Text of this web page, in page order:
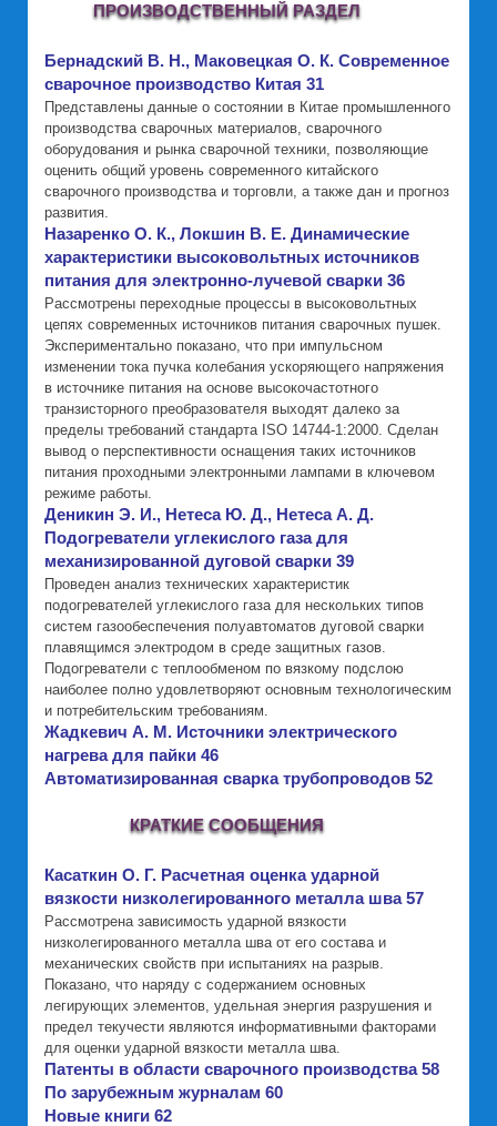
ПРОИЗВОДСТВЕННЫЙ РАЗДЕЛ
Бернадский В. Н., Маковецкая О. К. Современное
сварочное производство Китая 31
Представлены данные о состоянии в Китае промышленного
производства сварочных материалов, сварочного
оборудования и рынка сварочной техники, позволяющие
оценить общий уровень современного китайского
сварочного производства и торговли, а также дан и прогноз
развития.
Назаренко О. К., Локшин В. Е. Динамические
характеристики высоковольтных источников
питания для электронно-лучевой сварки 36
Рассмотрены переходные процессы в высоковольтных
цепях современных источников питания сварочных пушек.
Экспериментально показано, что при импульсном
изменении тока пучка колебания ускоряющего напряжения
в источнике питания на основе высокочастотного
транзисторного преобразователя выходят далеко за
пределы требований стандарта ISO 14744-1:2000. Сделан
вывод о перспективности оснащения таких источников
питания проходными электронными лампами в ключевом
режиме работы.
Деникин Э. И., Нетеса Ю. Д., Нетеса А. Д.
Подогреватели углекислого газа для
механизированной дуговой сварки 39
Проведен анализ технических характеристик
подогревателей углекислого газа для нескольких типов
систем газообеспечения полуавтоматов дуговой сварки
плавящимся электродом в среде защитных газов.
Подогреватели с теплообменом по вязкому подслою
наиболее полно удовлетворяют основным технологическим
и потребительским требованиям.
Жадкевич А. М. Источники электрического
нагрева для пайки 46
Автоматизированная сварка трубопроводов 52
КРАТКИЕ СООБЩЕНИЯ
Касаткин О. Г. Расчетная оценка ударной
вязкости низколегированного металла шва 57
Рассмотрена зависимость ударной вязкости
низколегированного металла шва от его состава и
механических свойств при испытаниях на разрыв.
Показано, что наряду с содержанием основных
легирующих элементов, удельная энергия разрушения и
предел текучести являются информативными факторами
для оценки ударной вязкости металла шва.
Патенты в области сварочного производства 58
По зарубежным журналам 60
Новые книги 62